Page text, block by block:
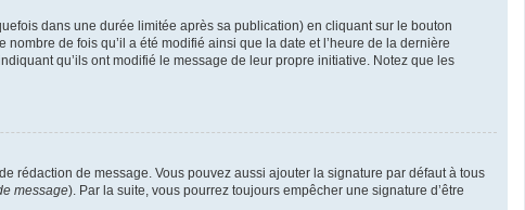
dans une durée limitée après sa publication) en cliquant sur le bouton
de fois qu’il a été modifié ainsi que la date et l’heure de la dernière
qu’ils ont modifié le message de leur propre initiative. Notez que les
rédaction de message. Vous pouvez aussi ajouter la signature par défaut à tous
message). Par la suite, vous pourrez toujours empêcher une signature d’être